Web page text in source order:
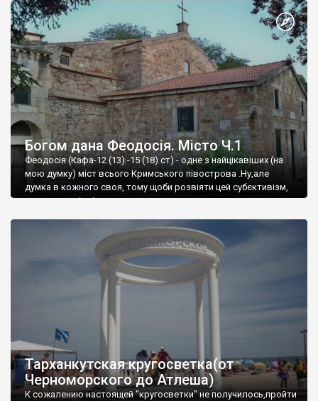
Богом дана Феодосія. Місто Ч.1
Феодосія (Кафа-12 (13) -15 (18) ст) - одне з найцікавіших (на
мою думку) міст всього Кримського півострова .Ну,але
думка в кожного своя, тому щоби розвіяти цей субєктивізм,
запрошую відвідати це
Тарханкутская кругосветка(от
Черноморского до Атлеша)
К сожалению настоящей "кругосветки" не получилось,пройти